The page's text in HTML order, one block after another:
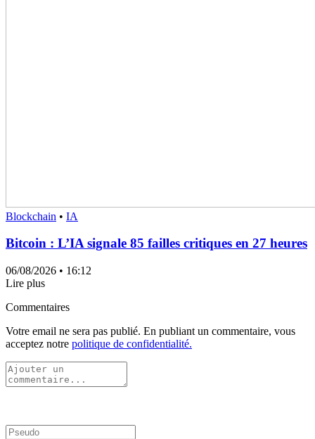
Blockchain • IA
Bitcoin : L’IA signale 85 failles critiques en 27 heures
06/08/2026 • 16:12
Lire plus
Commentaires
Votre email ne sera pas publié. En publiant un commentaire, vous
acceptez notre politique de confidentialité.